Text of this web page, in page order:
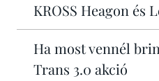
KROSS Heagon és
Ha most vennél
Trans 3.0 akció